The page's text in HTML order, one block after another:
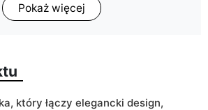
188
tak
Pokaż więcej
który łączy elegancki design,